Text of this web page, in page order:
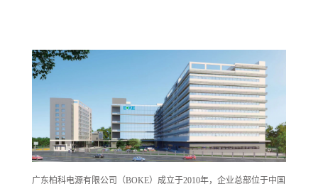
广东柏科电源有限公司（BOKE）成立于2010年，企业总部位于中国